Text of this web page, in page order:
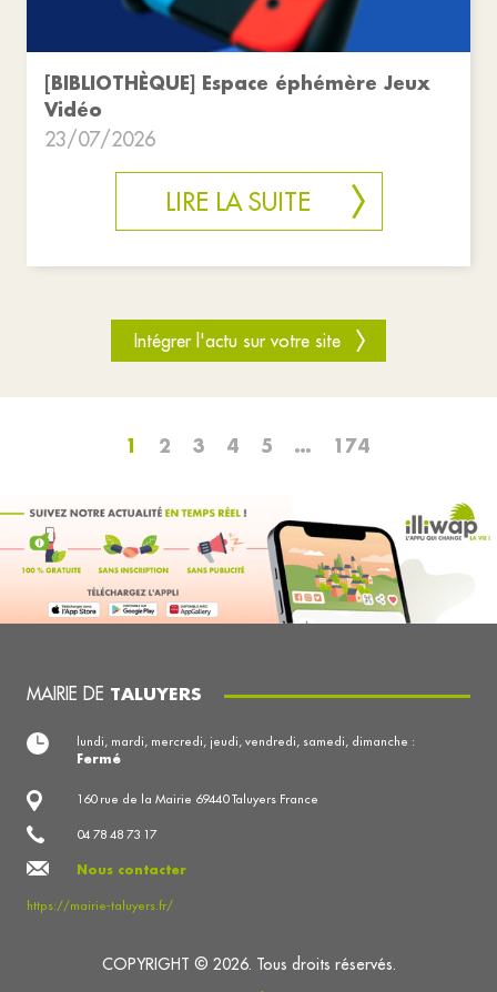
[BIBLIOTHÈQUE] Espace éphémère Jeux
Vidéo
23/07/2026
LIRE LA SUITE
Intégrer l'actu sur votre site
1 2 3 4 5 … 174
MAIRIE DE TALUYERS
160 rue de la Mairie 69440 Taluyers France
04 78 48 73 17
Nous contacter
https://mairie-taluyers.fr/
lundi, mardi, mercredi, jeudi, vendredi, samedi, dimanche :
Fermé
COPYRIGHT © 2026. Tous droits réservés.